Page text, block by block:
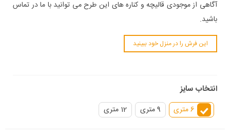
آگاهی از موجودی قالیچه و کناره های این طرح می توانید با ما در تماس
باشید.
این فرش را در منزل خود ببینید
انتخاب سایز
6 متری 9 متری 12 متری